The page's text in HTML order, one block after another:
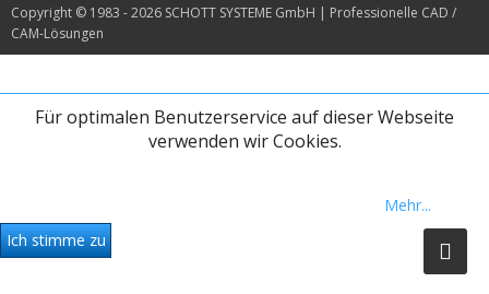
Copyright © 1983 - 2026 SCHOTT SYSTEME GmbH | Professionelle CAD /
CAM-Lösungen
Für optimalen Benutzerservice auf dieser Webseite
verwenden wir Cookies.
Mehr...
Ich stimme zu